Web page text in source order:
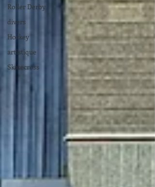
Roller Derby
divers
Hockey
artistique
Skatecross